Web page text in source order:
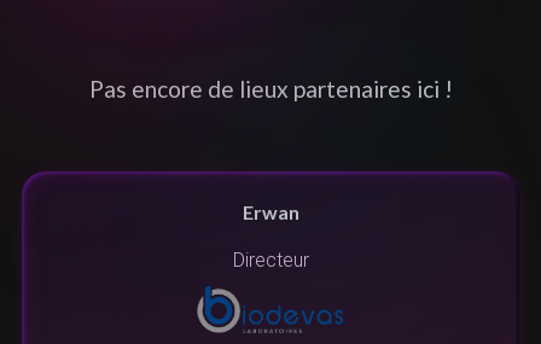
Pas encore de lieux partenaires ici !
Erwan
Directeur